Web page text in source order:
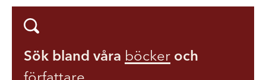
Sök bland våra böcker och
författare